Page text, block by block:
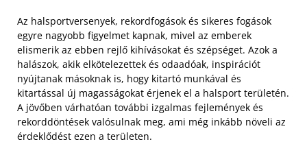
Az halsportversenyek, rekordfogások és sikeres fogások
egyre nagyobb figyelmet kapnak, mivel az emberek
elismerik az ebben rejlő kihívásokat és szépséget. Azok a
halászok, akik elkötelezettek és odaadóak, inspirációt
nyújtanak másoknak is, hogy kitartó munkával és
kitartással új magasságokat érjenek el a halsport területén.
A jövőben várhatóan további izgalmas fejlemények és
rekorddöntések valósulnak meg, ami még inkább növeli az
érdeklődést ezen a területen.